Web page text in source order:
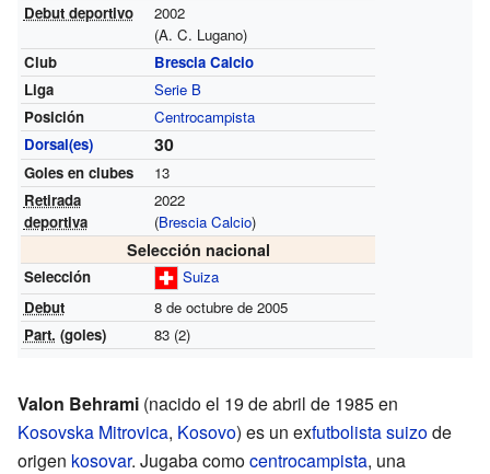
Debut deportivo
2002
(A. C. Lugano)
Club
Brescia Calcio
Liga
Serie B
Posición
Centrocampista
Dorsal(es)
30
Goles en clubes
13
Retirada
deportiva
2022
(Brescia Calcio)
Selección nacional
Selección
Suiza
Debut
8 de octubre de 2005
Part. (goles) 83 (2)
Valon Behrami (nacido el 19 de abril de 1985 en
Kosovska Mitrovica, Kosovo) es un exfutbolistasuizode
origen kosovar. Jugaba comocentrocampista, una